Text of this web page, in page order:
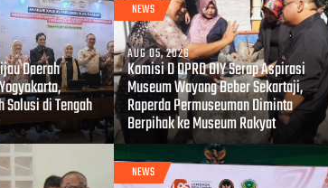
Daerah
Solusi di Tengah
NEWS
AUG 05, 2026
Komisi D DPRD DIY Serap Aspirasi
Museum Wayang Beber Sekartaji,
Raperda Permuseuman Diminta
Berpihak ke Museum Rakyat
NEWS